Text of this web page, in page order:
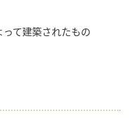
て建築されたもの